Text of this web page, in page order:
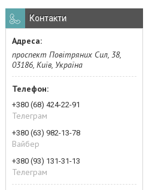
Контакти
проспект Повітряних Сил, 38,
03186, Київ, Україна
+380 (68) 424-22-91
Телеграм
+380 (63) 982-13-78
Вайбер
+380 (93) 131-31-13
Телеграм